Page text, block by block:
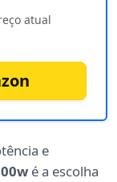
atual
e
é a escolha